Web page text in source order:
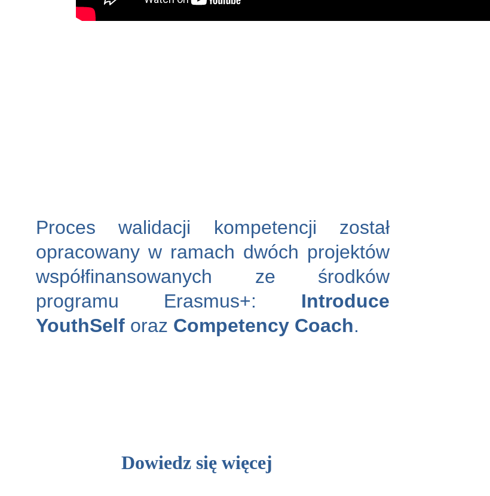
Dowiedz się więcej
Proces walidacji kompetencji został
opracowany w ramach dwóch projektów
współfinansowanych ze środków
programu Erasmus+: Introduce
YouthSelf oraz Competency Coach.